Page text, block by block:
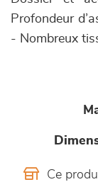
Profondeur
- Nombreux
Ce